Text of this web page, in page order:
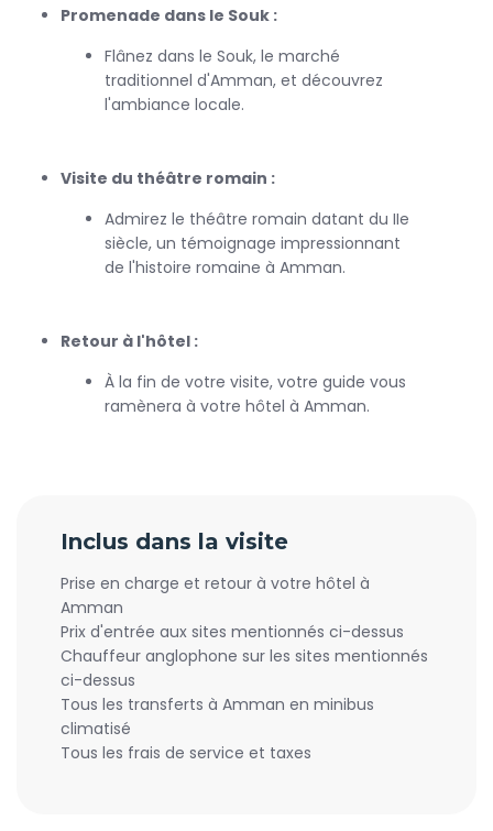
Réservez dès aujourd'hui et préparez-vous à explorer les
Promenade dans le Souk :
Flânez dans le Souk, le marché
traditionnel d'Amman, et découvrez
l'ambiance locale.
Visite du théâtre romain :
Admirez le théâtre romain datant du IIe
siècle, un témoignage impressionnant
de l'histoire romaine à Amman.
Retour à l'hôtel :
À la fin de votre visite, votre guide vous
ramènera à votre hôtel à Amman.
Inclus dans la visite
Prise en charge et retour à votre hôtel à
Amman
Prix d'entrée aux sites mentionnés ci-dessus
Chauffeur anglophone sur les sites mentionnés
ci-dessus
Tous les transferts à Amman en minibus
climatisé
Tous les frais de service et taxes